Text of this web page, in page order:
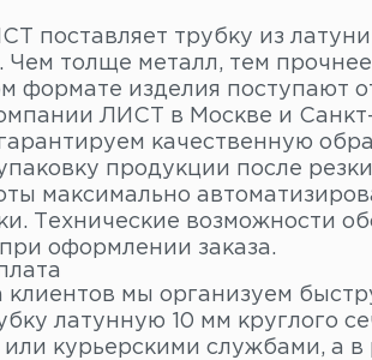
поставляет трубку из
толще металл, тем
формате изделия поступают
ЛИСТ в Москве и
качественную
продукции после резки
максимально
Технические возможности
оформлении заказа.
клиентов мы организуем
латунную 10 мм круглого
или курьерскими службами, а